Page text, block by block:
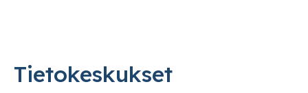
Tietokeskukset